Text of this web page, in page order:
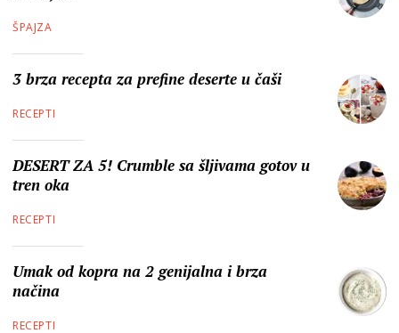
ŠPAJZA
3 brza recepta za prefine deserte u čaši
RECEPTI
DESERT ZA 5! Crumble sa šljivama gotov u
tren oka
RECEPTI
Umak od kopra na 2 genijalna i brza
načina
RECEPTI